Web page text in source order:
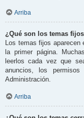
Arriba
¿Qué son los temas
Los temas fijos
la primer página.
leerlos cada vez que
anuncios, los
Administración.
Arriba